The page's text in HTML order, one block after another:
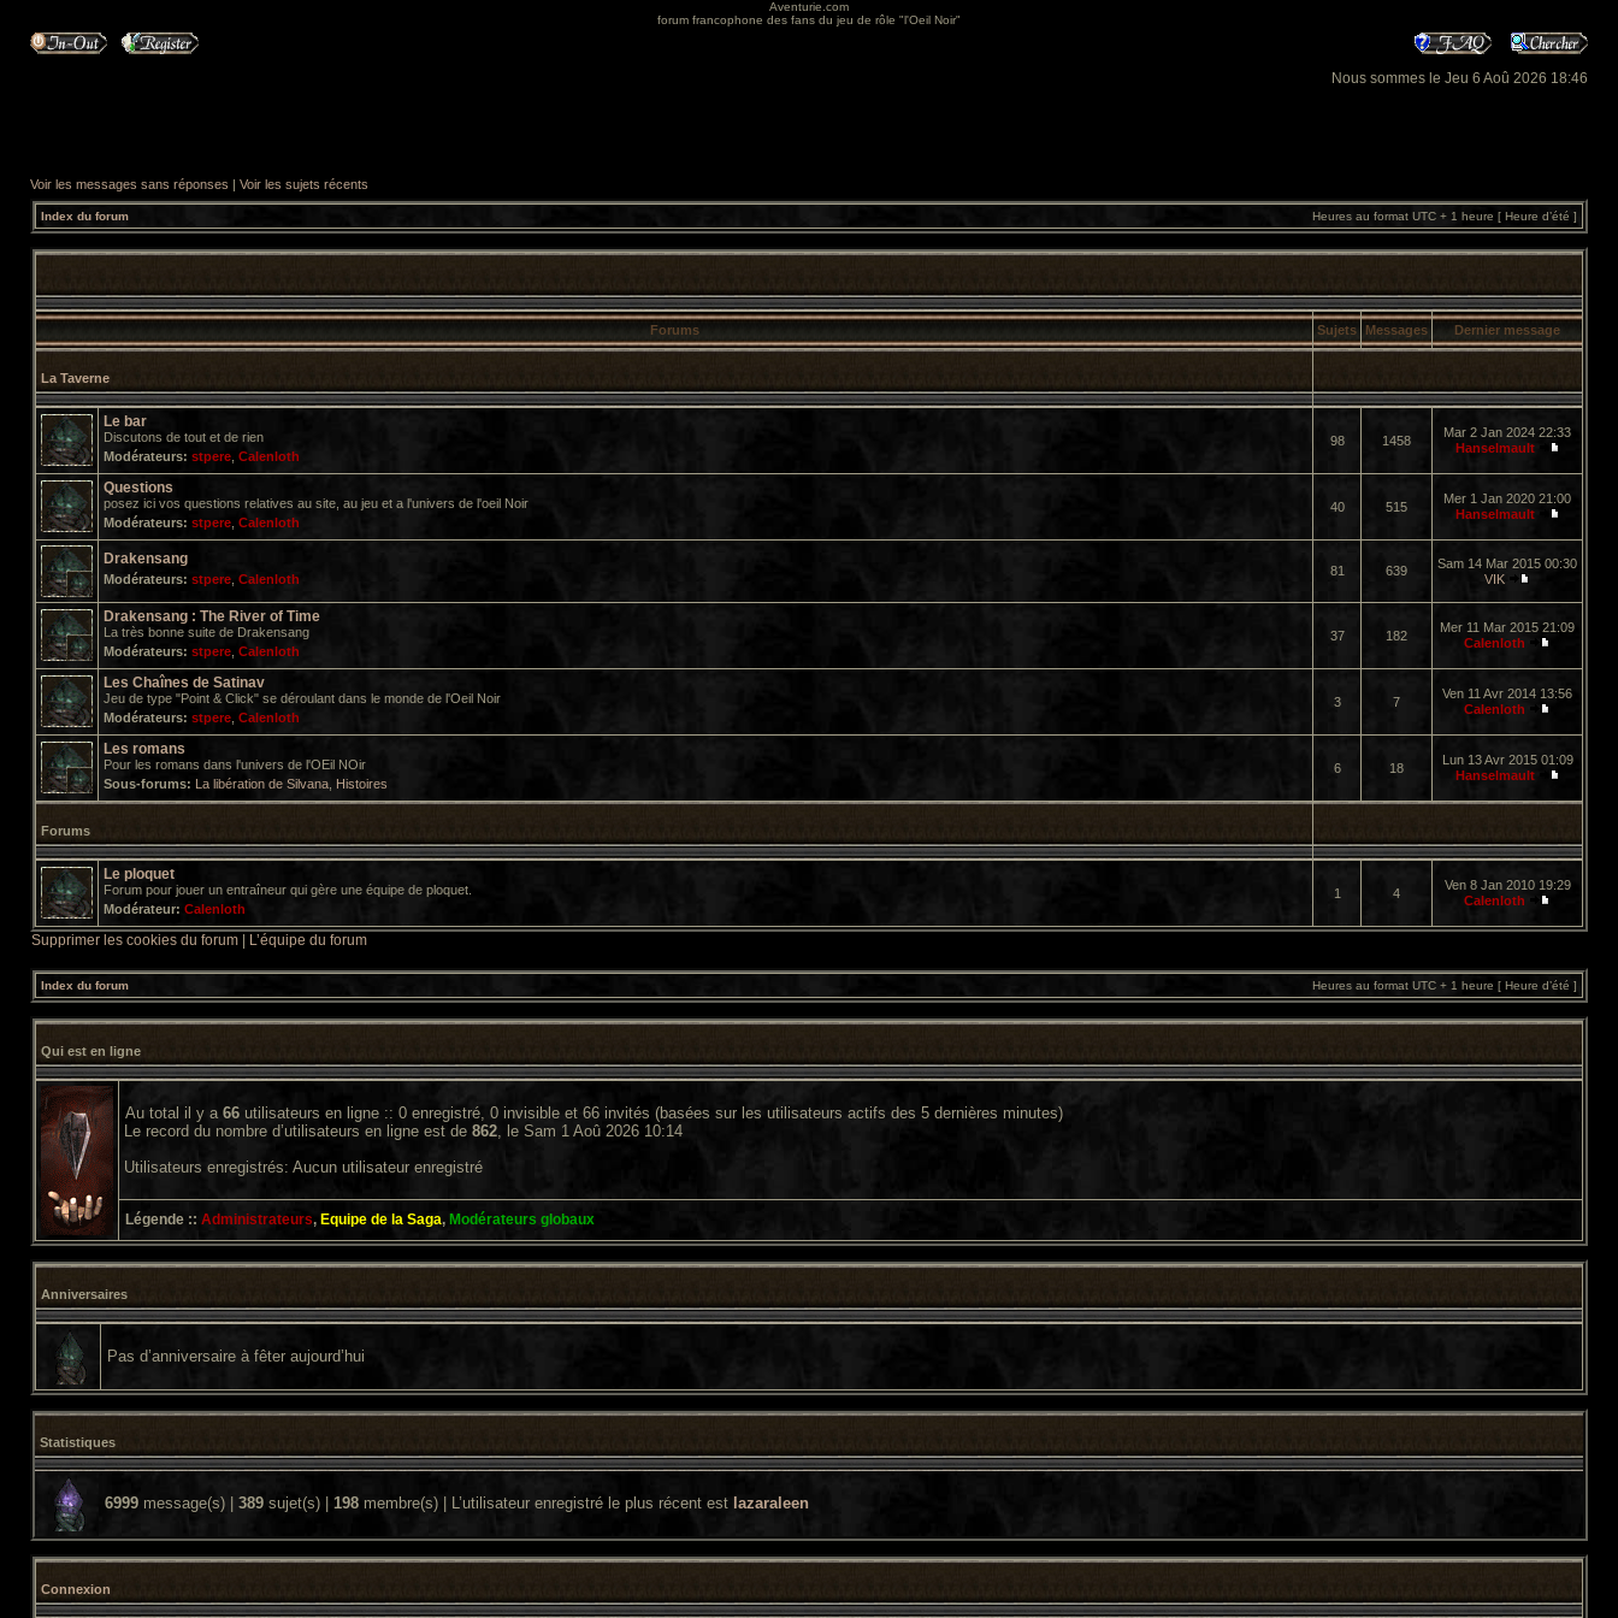
Aventurie.com
forum francophone des fans du jeu de rôle "l'Oeil Noir"
Nous sommes le Jeu 6 Aoû 2026 18:46
Voir les messages sans réponses | Voir les sujets récents
Index du forum Heures au format UTC + 1 heure [ Heure d’été ]
Forums Sujets Messages Dernier message
La Taverne
Le bar
Discutons de tout et de rien
Modérateurs: stpere Calenloth
98 1458
Mar 2 Jan 2024 22:33
Hanselmault
Questions
posez ici vos questions relatives au site, au jeu et a l'univers de l'oeil Noir
Modérateurs: stpere Calenloth
40 515
Mer 1 Jan 2020 21:00
Hanselmault
Drakensang
Modérateurs: stpere Calenloth
81 639
Sam 14 Mar 2015 00:30
VIK
Drakensang : The River of Time
La très bonne suite de Drakensang
Modérateurs: stpere Calenloth
37 182
Mer 11 Mar 2015 21:09
Calenloth
Les Chaînes de Satinav
Jeu de type "Point & Click" se déroulant dans le monde de l'Oeil Noir
Modérateurs: stpere Calenloth
3 7
Ven 11 Avr 2014 13:56
Calenloth
Les romans
Pour les romans dans l'univers de l'OEil NOir
Sous-forums: La libération de Silvana Histoires
6 18
Lun 13 Avr 2015 01:09
Hanselmault
Forums
Le ploquet
Forum pour jouer un entraîneur qui gère une équipe de ploquet.
Modérateur: Calenloth
1 4
Ven 8 Jan 2010 19:29
Calenloth
Supprimer les cookies du forum L’équipe du forum
Index du forum Heures au format UTC + 1 heure [ Heure d’été ]
Qui est en ligne
Au total il y a 66 utilisateurs en ligne :: 0 enregistré, 0 invisible et 66 invités (basées sur les utilisateurs actifs des 5 dernières minutes)
Le record du nombre d’utilisateurs en ligne est de 862, le Sam 1 Aoû 2026 10:14
Utilisateurs enregistrés: Aucun utilisateur enregistré
Légende :: Administrateurs, Equipe de la Saga, Modérateurs globaux
Anniversaires
Pas d’anniversaire à fêter aujourd’hui
Statistiques
6999 message(s) | 389 sujet(s) | 198 membre(s) | L’utilisateur enregistré le plus récent est lazaraleen
Connexion